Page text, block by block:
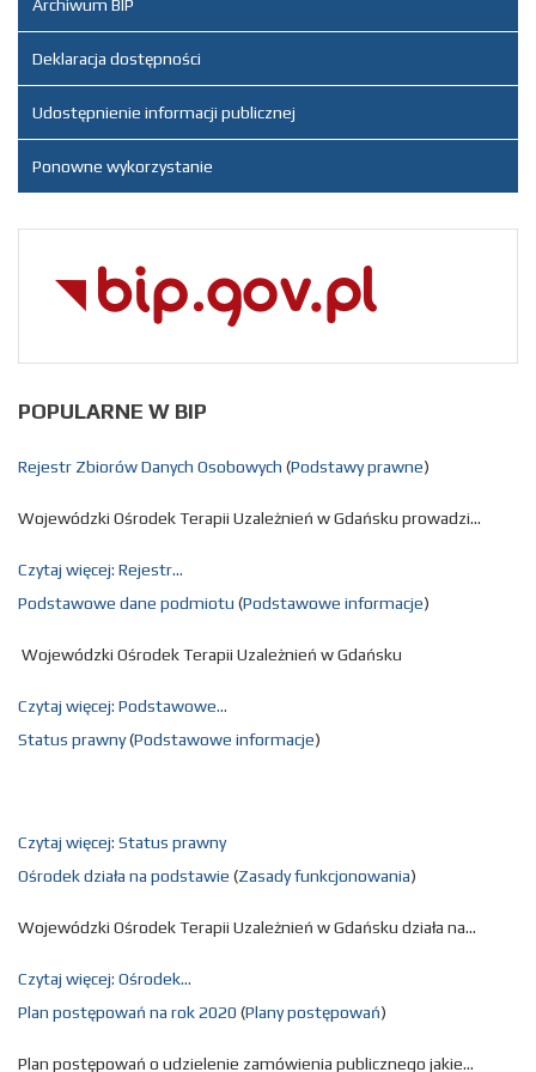
Dodane
załączniki
postępowań
o udzielenie
zamówienia
publicznego
Archiwum BIP
Deklaracja dostępności
Udostępnienie informacji publicznej
Ponowne wykorzystanie
POPULARNE W BIP
Rejestr Zbiorów Danych Osobowych (Podstawy prawne)
Wojewódzki Ośrodek Terapii Uzależnień w Gdańsku prowadzi...
Czytaj więcej: Rejestr...
Podstawowe dane podmiotu (Podstawowe informacje)
Wojewódzki Ośrodek Terapii Uzależnień w Gdańsku
Czytaj więcej: Podstawowe...
Status prawny(Podstawowe informacje)
Czytaj więcej: Status prawny
Ośrodek działa na podstawie (Zasady funkcjonowania)
Wojewódzki Ośrodek Terapii Uzależnień w Gdańsku działa na...
Czytaj więcej: Ośrodek...
Plan postępowań na rok 2020 (Plany postępowań)
Plan postępowań o udzielenie zamówienia publicznego jakie...